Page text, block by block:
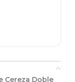
Cereza Doble